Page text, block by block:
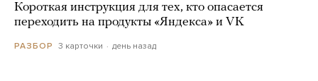
Короткая инструкция для тех, кто опасается
переходить на продукты «Яндекса» и VK
РАЗБОР 3 карточки день назад